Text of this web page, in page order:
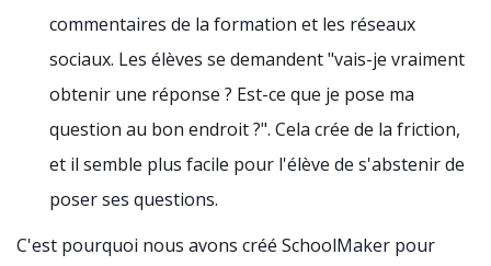
commentaires de la formation et les réseaux
sociaux. Les élèves se demandent "vais-je vraiment
obtenir une réponse ? Est-ce que je pose ma
question au bon endroit ?". Cela crée de la friction,
et il semble plus facile pour l'élève de s'abstenir de
poser ses questions.
C'est pourquoi nous avons créé SchoolMaker pour